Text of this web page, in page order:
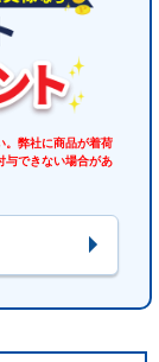
。弊社に商品が着荷
与できない場合があ